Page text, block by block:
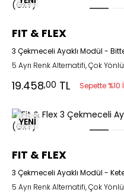
FIT & FLEX
3 Çekmeceli Ayaklı Modül -
5 Ayrı Renk Alternatifi, Çok
19.458,00 TL Sepette
YENİ
FIT & FLEX
3 Çekmeceli Ayaklı Modül -
5 Ayrı Renk Alternatifi, Çok